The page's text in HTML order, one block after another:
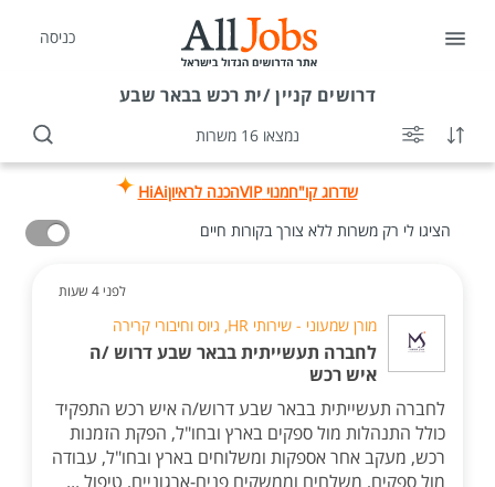
כניסה
דרושים קניין /ית רכש בבאר שבע
נמצאו 16 משרות
שדרוג קו"חמנוי VIP הכנה לראיוןHiAi
הציגו לי רק משרות ללא צורך בקורות חיים
לפני 4 שעות
מורן שמעוני - שירותי HR, גיוס וחיבורי קרירה
לחברה תעשייתית בבאר שבע דרוש /ה
איש רכש
לחברה תעשייתית בבאר שבע דרוש/ה איש רכש התפקיד
כולל התנהלות מול ספקים בארץ ובחו"ל, הפקת הזמנות
רכש, מעקב אחר אספקות ומשלוחים בארץ ובחו"ל, עבודה
מול ספקים, משלחים וממשקים פנים-ארגוניים, טיפול ...